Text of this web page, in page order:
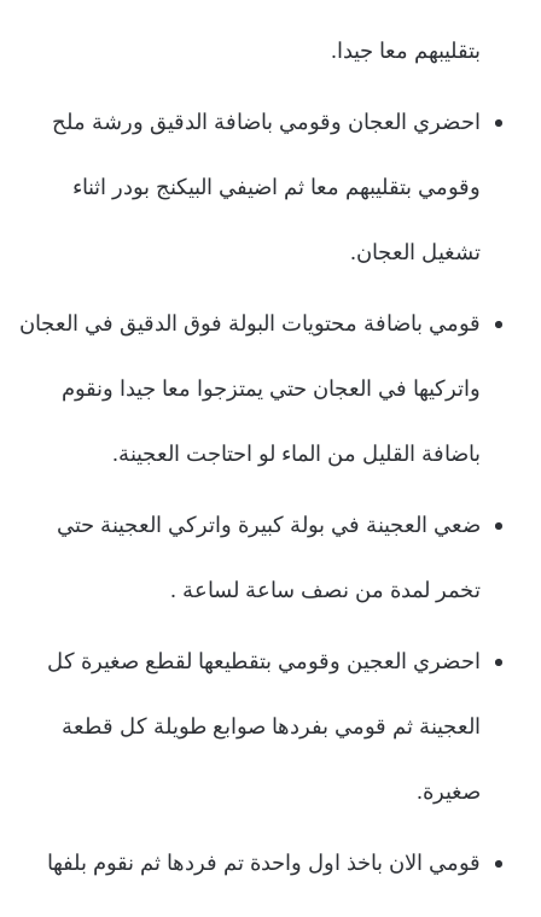
بتقليبهم معا جيدا.
احضري العجان وقومي باضافة الدقيق ورشة ملح
وقومي بتقليبهم معا ثم اضيفي البيكنج بودر اثناء
تشغيل العجان.
قومي باضافة محتويات البولة فوق الدقيق في العجان
واتركيها في العجان حتي يمتزجوا معا جيدا ونقوم
باضافة القليل من الماء لو احتاجت العجينة.
ضعي العجينة في بولة كبيرة واتركي العجينة حتي
تخمر لمدة من نصف ساعة لساعة .
احضري العجين وقومي بتقطيعها لقطع صغيرة كل
العجينة ثم قومي بفردها صوابع طويلة كل قطعة
صغيرة.
قومي الان باخذ اول واحدة تم فردها ثم نقوم بلفها